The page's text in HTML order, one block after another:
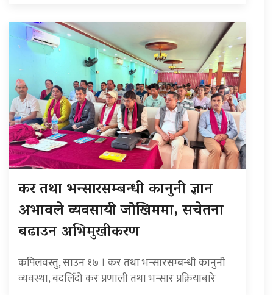
कर तथा भन्सारसम्बन्धी कानुनी ज्ञान
अभावले व्यवसायी जोखिममा, सचेतना
बढाउन अभिमुखीकरण
कपिलवस्तु, साउन १७ । कर तथा भन्सारसम्बन्धी कानुनी
व्यवस्था, बदलिँदो कर प्रणाली तथा भन्सार प्रक्रियाबारे